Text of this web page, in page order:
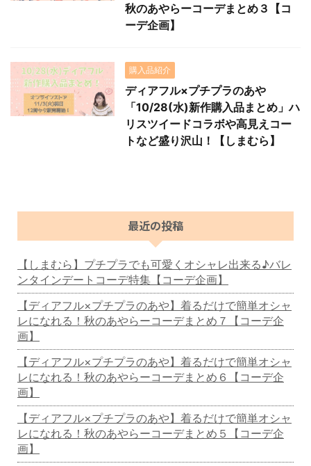
秋のあやらーコーデまとめ３【コ
ーデ企画】
購入品紹介
ディアフル×プチプラのあや
「10/28(水)新作購入品まとめ」ハ
リスツイードコラボや高見えコー
トなど盛り沢山！【しまむら】
最近の投稿
【しまむら】プチプラでも可愛くオシャレ出来る♪バレ
ンタインデートコーデ特集【コーデ企画】
【ディアフル×プチプラのあや】着るだけで簡単オシャ
レになれる！秋のあやらーコーデまとめ７【コーデ企
画】
【ディアフル×プチプラのあや】着るだけで簡単オシャ
レになれる！秋のあやらーコーデまとめ６【コーデ企
画】
【ディアフル×プチプラのあや】着るだけで簡単オシャ
レになれる！秋のあやらーコーデまとめ５【コーデ企
画】